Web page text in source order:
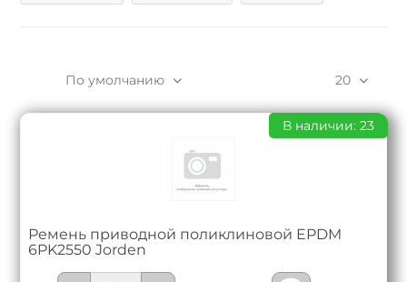
20
По умолчанию
Ремень приводной поликлиновой EPDM
6PK2550 Jorden
В наличии: 23